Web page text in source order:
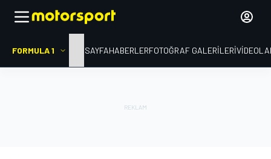
FORMULA 1 ANA SAYFAHABERLERFOTOĞRAF GALERILERI